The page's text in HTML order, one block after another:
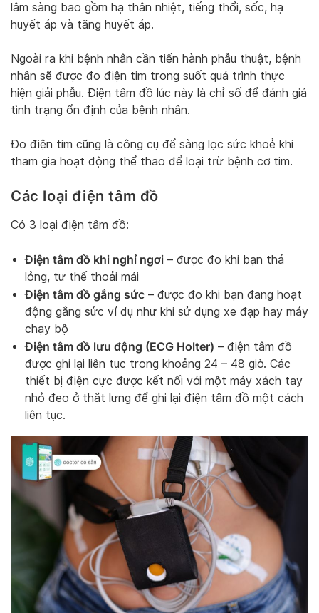
lâm sàng bao gồm hạ thân nhiệt, tiếng thổi, sốc, hạ
huyết áp và tăng huyết áp.
Ngoài ra khi bệnh nhân cần tiến hành phẫu thuật, bệnh
nhân sẽ được đo điện tim trong suốt quá trình thực
hiện giải phẫu. Điện tâm đồ lúc này là chỉ số để đánh giá
tình trạng ổn định của bệnh nhân.
Đo điện tim cũng là công cụ để sàng lọc sức khoẻ khi
tham gia hoạt động thể thao để loại trừ bệnh cơ tim.
Các loại điện tâm đồ
Có 3 loại điện tâm đồ:
Điện tâm đồ khi nghỉ ngơi – được đo khi bạn thả
lỏng, tư thế thoải mái
Điện tâm đồ gắng sức – được đo khi bạn đang hoạt
động gắng sức ví dụ như khi sử dụng xe đạp hay máy
chạy bộ
Điện tâm đồ lưu động (ECG Holter) – điện tâm đồ
được ghi lại liên tục trong khoảng 24 – 48 giờ. Các
thiết bị điện cực được kết nối với một máy xách tay
nhỏ đeo ở thắt lưng để ghi lại điện tâm đồ một cách
liên tục.